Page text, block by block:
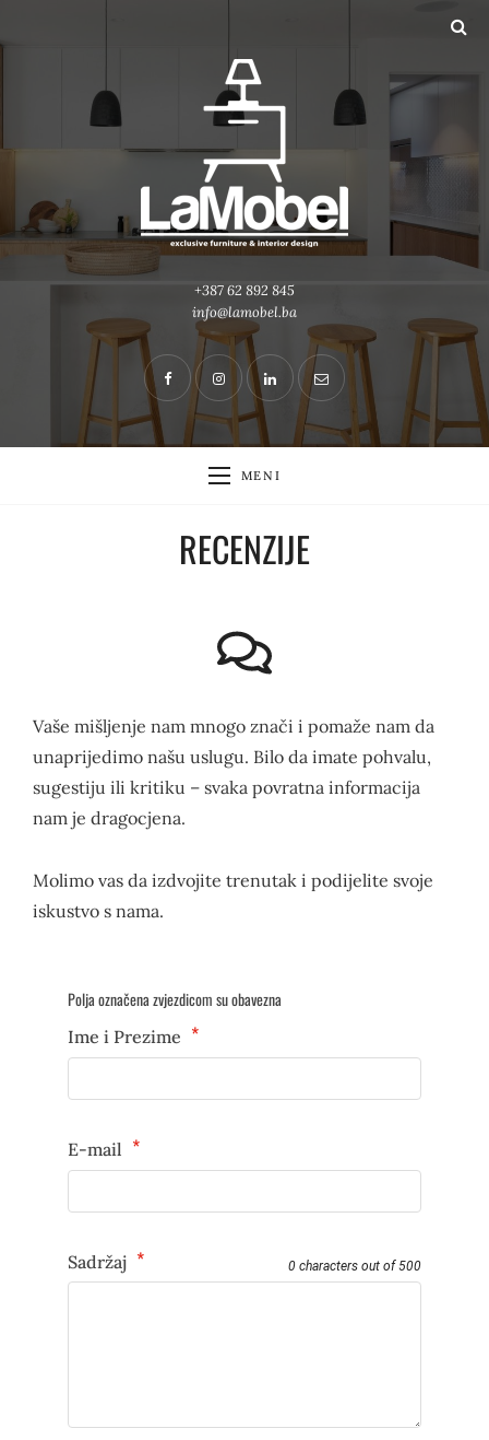
+387 62 892 845
info@lamobel.ba
MENI
RECENZIJE
Vaše mišljenje nam mnogo znači i pomaže nam da
unaprijedimo našu uslugu. Bilo da imate pohvalu,
sugestiju ili kritiku – svaka povratna informacija
nam je dragocjena.
Molimo vas da izdvojite trenutak i podijelite svoje
iskustvo s nama.
Polja označena zvjezdicom su obavezna
Ime i Prezime *
E-mail *
Sadržaj * 0 characters out of 500